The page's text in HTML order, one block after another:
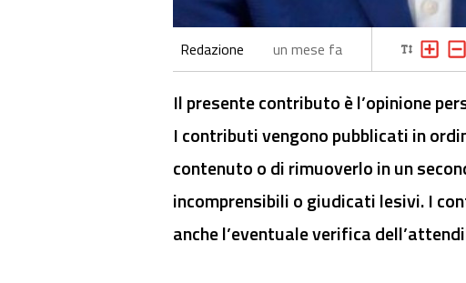
Redazione un mese fa
Il presente contributo è l’opinione
I contributi vengono pubblicati in
contenuto o di rimuoverlo in un
incomprensibili o giudicati lesivi. I
anche l’eventuale verifica